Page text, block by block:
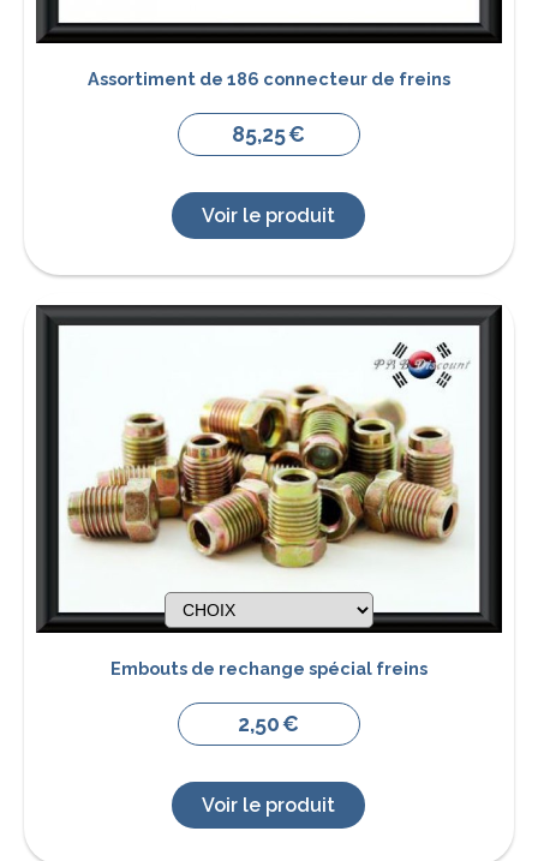
Assortiment de 186 connecteur de freins
85,25€
Voir le produit
Embouts de rechange spécial freins
2,50€
Voir le produit